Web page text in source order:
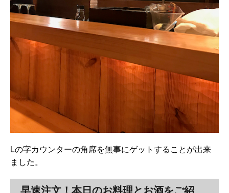
Lの字カウンターの角席を無事にゲットすることが出来
ました。